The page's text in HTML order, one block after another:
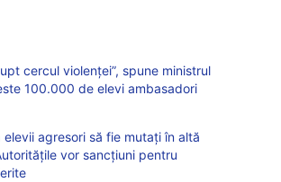
cercul violenței”, spune ministrul
100.000 de elevi ambasadori
agresori să fie mutați în altă
vor sancțiuni pentru